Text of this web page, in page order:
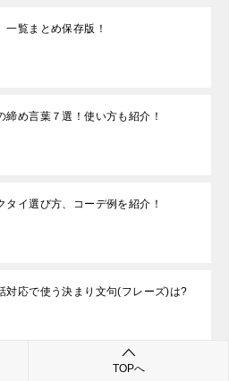
一覧まとめ保存版！
締め言葉７選！使い方も紹介！
タイ選び方、コーデ例を紹介！
対応で使う決まり文句(フレーズ)は?
TOPへ